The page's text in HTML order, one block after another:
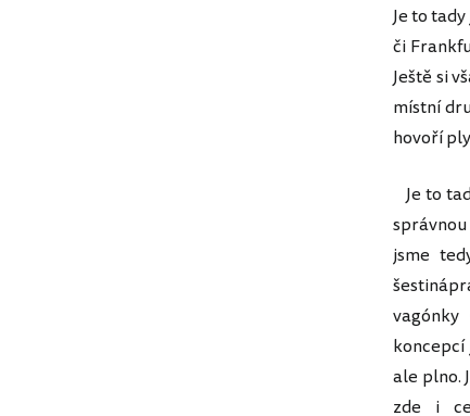
Je to
či
Ještě si
místní
hovoří
Je to
jsme
koncepcí
ale plno.
zde i